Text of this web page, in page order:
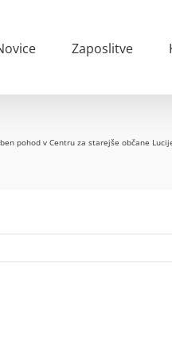
Zaposlitve
pohod v Centru za starejše občane